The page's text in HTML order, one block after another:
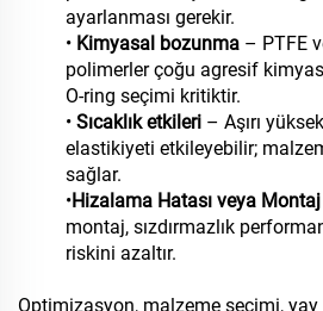
ayarlanması gerekir.
• Kimyasal bozunma – PTFE
polimerler çoğu agresif
O-ring seçimi kritiktir.
• Sıcaklık etkileri – Aşırı
elastikiyeti etkileyebilir;
sağlar.
•Hizalama Hatası veya Montaj
montaj, sızdırmazlık
riskini azaltır.
Optimizasyon, malzeme seçimi,